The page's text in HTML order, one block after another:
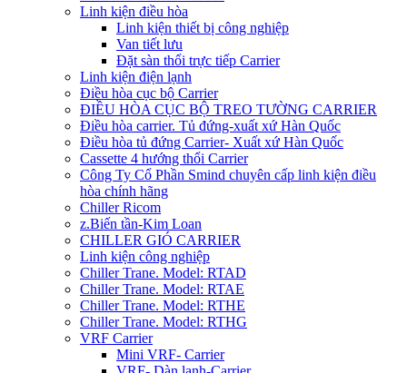
Linh kiện điều hòa
Linh kiện thiết bị công nghiệp
Van tiết lưu
Đặt sàn thổi trực tiếp Carrier
Linh kiện điện lạnh
Điều hòa cục bộ Carrier
ĐIỀU HÒA CỤC BỘ TREO TƯỜNG CARRIER
Điều hòa carrier. Tủ đứng-xuất xứ Hàn Quốc
Điều hòa tủ đứng Carrier- Xuất xứ Hàn Quốc
Cassette 4 hướng thổi Carrier
Công Ty Cổ Phần Smind chuyên cấp linh kiện điều
hòa chính hãng
Chiller Ricom
z.Biến tần-Kim Loan
CHILLER GIÓ CARRIER
Linh kiện công nghiệp
Chiller Trane. Model: RTAD
Chiller Trane. Model: RTAE
Chiller Trane. Model: RTHE
Chiller Trane. Model: RTHG
VRF Carrier
Mini VRF- Carrier